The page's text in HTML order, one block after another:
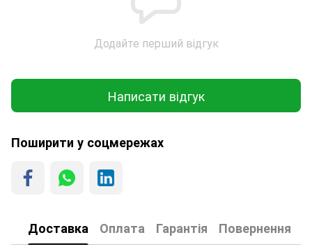
Додайте перший відгук
Написати відгук
Поширити у соцмережах
Доставка Оплата Гарантія Повернення